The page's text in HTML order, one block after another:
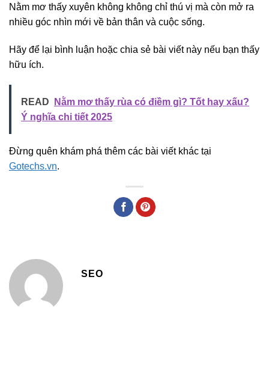
Nằm mơ thấy xuyên không không chỉ thú vị mà còn mở ra
nhiều góc nhìn mới về bản thân và cuộc sống.
Hãy để lại bình luận hoặc chia sẻ bài viết này nếu bạn thấy
hữu ích.
READ
Nằm mơ thấy rùa có điềm gì? Tốt hay xấu?
Ý nghĩa chi tiết 2025
Đừng quên khám phá thêm các bài viết khác tại
Gotechs.vn.
SEO